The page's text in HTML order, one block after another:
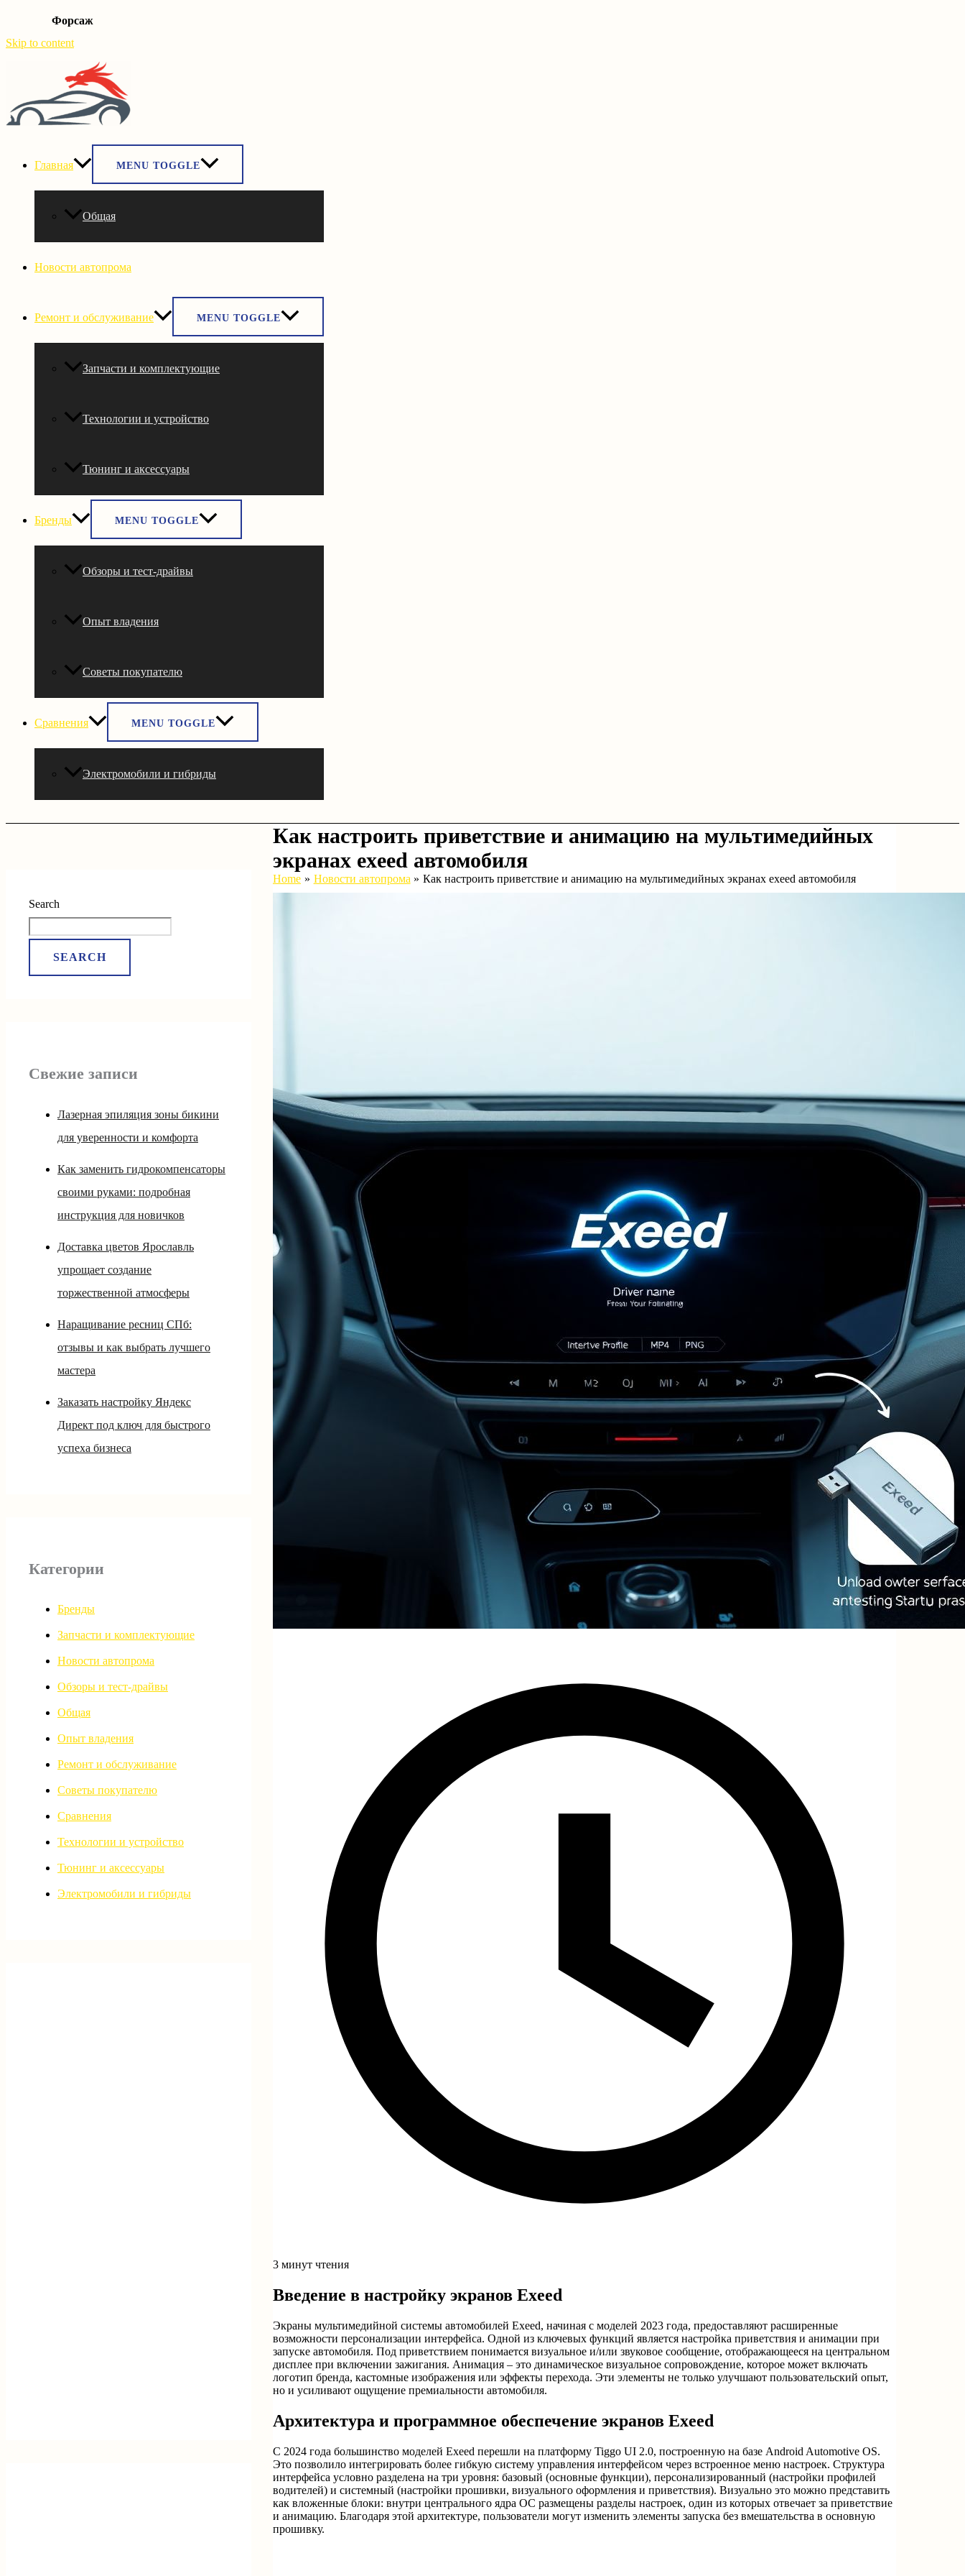
Форсаж
Skip to content
Главная MENU TOGGLE
Общая
Новости автопрома
Ремонт и обслуживание MENU TOGGLE
Запчасти и комплектующие
Технологии и устройство
Тюнинг и аксессуары
Бренды MENU TOGGLE
Обзоры и тест-драйвы
Опыт владения
Советы покупателю
Сравнения MENU TOGGLE
Электромобили и гибриды
Search
SEARCH
Свежие записи
Лазерная эпиляция зоны бикини
для уверенности и комфорта
Как заменить гидрокомпенсаторы
своими руками: подробная
инструкция для новичков
Доставка цветов Ярославль
упрощает создание
торжественной атмосферы
Наращивание ресниц СПб:
отзывы и как выбрать лучшего
мастера
Заказать настройку Яндекс
Директ под ключ для быстрого
успеха бизнеса
Категории
Бренды
Запчасти и комплектующие
Новости автопрома
Обзоры и тест-драйвы
Общая
Опыт владения
Ремонт и обслуживание
Советы покупателю
Сравнения
Технологии и устройство
Тюнинг и аксессуары
Электромобили и гибриды
Как настроить приветствие и анимацию на мультимедийных
экранах exeed автомобиля
Home Новости автопрома Как настроить приветствие и анимацию на мультимедийных экранах exeed автомобиля
3 минут чтения
Введение в настройку экранов Exeed
Экраны мультимедийной системы автомобилей Exeed, начиная с моделей 2023 года, предоставляют расширенные
возможности персонализации интерфейса. Одной из ключевых функций является настройка приветствия и анимации при
запуске автомобиля. Под приветствием понимается визуальное и/или звуковое сообщение, отображающееся на центральном
дисплее при включении зажигания. Анимация – это динамическое визуальное сопровождение, которое может включать
логотип бренда, кастомные изображения или эффекты перехода. Эти элементы не только улучшают пользовательский опыт,
но и усиливают ощущение премиальности автомобиля.
Архитектура и программное обеспечение экранов Exeed
С 2024 года большинство моделей Exeed перешли на платформу Tiggo UI 2.0, построенную на базе Android Automotive OS.
Это позволило интегрировать более гибкую систему управления интерфейсом через встроенное меню настроек. Структура
интерфейса условно разделена на три уровня: базовый (основные функции), персонализированный (настройки профилей
водителей) и системный (настройки прошивки, визуального оформления и приветствия). Визуально это можно представить
как вложенные блоки: внутри центрального ядра ОС размещены разделы настроек, один из которых отвечает за приветствие
и анимацию. Благодаря этой архитектуре, пользователи могут изменить элементы запуска без вмешательства в основную
прошивку.